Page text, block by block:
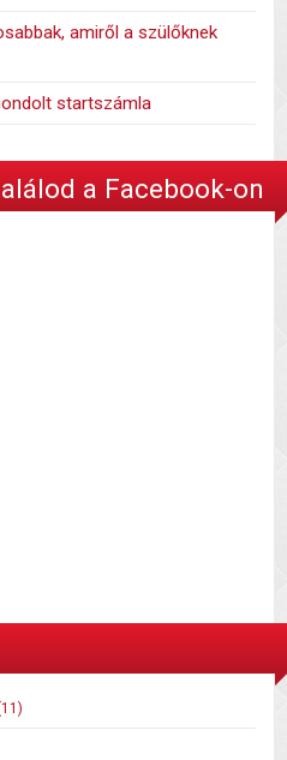
amiről a szülőknek
startszámla
a Facebook-on